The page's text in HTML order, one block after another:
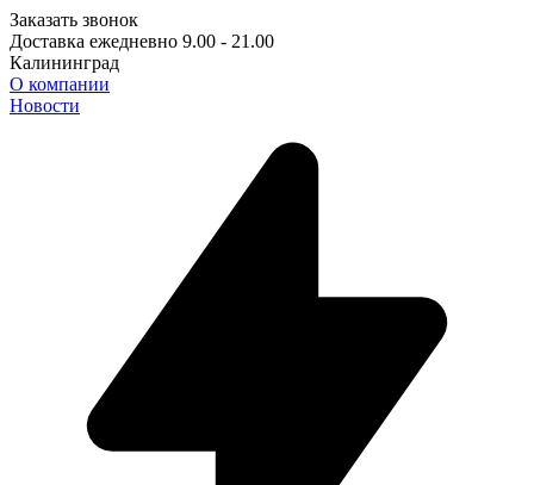
Заказать звонок
Доставка ежедневно 9.00 - 21.00
Калининград
О компании
Новости